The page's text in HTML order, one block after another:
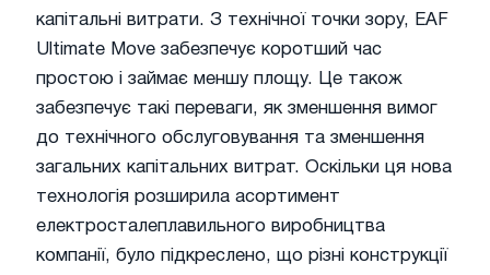
капітальні витрати. З технічної точки зору, EAF
Ultimate Move забезпечує коротший час
простою і займає меншу площу. Це також
забезпечує такі переваги, як зменшення вимог
до технічного обслуговування та зменшення
загальних капітальних витрат. Оскільки ця нова
технологія розширила асортимент
електросталеплавильного виробництва
компанії, було підкреслено, що різні конструкції